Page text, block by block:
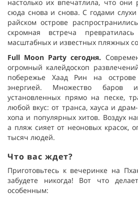
настолько их впечатлила, что они
сюда снова и снова. С годами
райском острове
скромная встреча
масштабных и известных пляжных
Full Moon Party сегодня.
огромный калейдоскоп
побережье Хаад Рин на острове
энергией. Множество баров
установленных прямо на песке,
любой вкус: от транса, хауса и
хопа и популярных хитов. Воздух
а пляж сияет от неоновых красок,
тысяч людей.
Что вас ждет?
Приготовьтесь к вечеринке на
забудете никогда! Вот что
особенным: